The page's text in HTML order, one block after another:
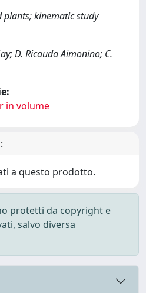
kinematic study
D. Ricauda Aimonino; C.
in volume
a questo prodotto.
protetti da copyright e
salvo diversa